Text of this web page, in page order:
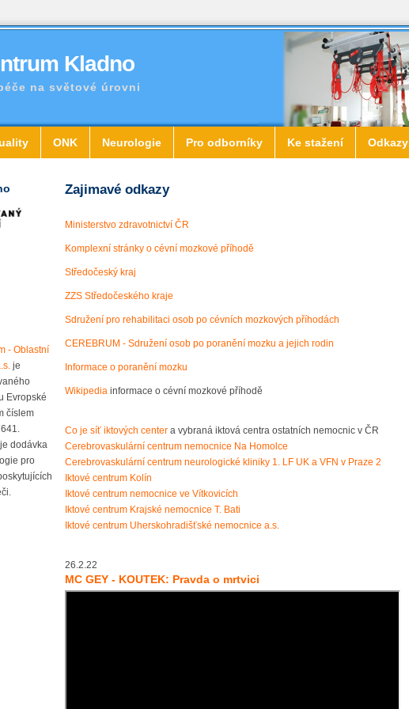
Kladno
na světové úrovni
ONK Neurologie Pro odborníky Ke stažení Odkazy
- Oblastní
je
Evropské
číslem
dodávka
pro
Zajimavé odkazy
Ministerstvo zdravotnictví ČR
Komplexní stránky o cévní mozkové příhodě
Středočeský kraj
ZZS Středočeského kraje
Sdružení pro rehabilitaci osob po cévních mozkových příhodách
CEREBRUM - Sdružení osob po poranění mozku a jejich rodin
Informace o poranění mozku
Wikipedia informace o cévní mozkové příhodě
Co je síť iktových center a vybraná iktová centra ostatních nemocnic v ČR
Cerebrovaskulární centrum nemocnice Na Homolce
Cerebrovaskulární centrum neurologické kliniky 1. LF UK a VFN v Praze 2
Iktové centrum Kolín
Iktové centrum nemocnice ve Vítkovicích
Iktové centrum Krajské nemocnice T. Bati
Iktové centrum Uherskohradišťské nemocnice a.s.
26.2.22
MC GEY - KOUTEK: Pravda o mrtvici